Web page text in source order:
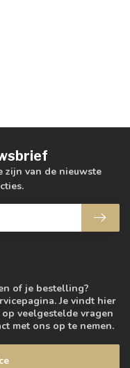
of je bestelling?
Je vindt hier
veelgestelde vragen
met ons op te nemen.
van de nieuwste